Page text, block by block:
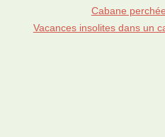
Cabane
Vacances insolites dans un